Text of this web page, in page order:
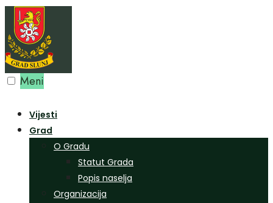
Preskoči
na
sadržaj
Meni
Vijesti
Grad
O Gradu
Statut Grada
Popis naselja
Organizacija